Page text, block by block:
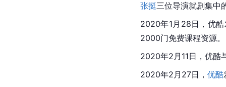
张挺三位导演就剧集中
2020年1月28日，优酷
2000门免费课程资源。
2020年2月11日， 优酷
2020年2月27日， 优酷